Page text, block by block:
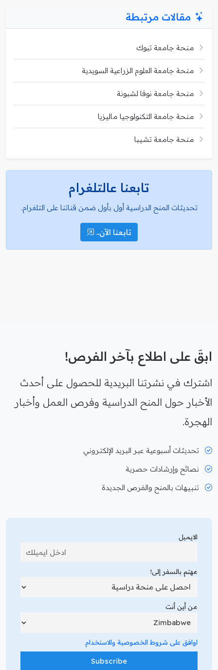
مقالات مرتبطة
منحة جامعة تبوك
منحة جامعة العلوم الزراعية السويدية
منحة جامعة نوفا لشبونة
منحة جامعة التكنولوجيا ماليزيا
منحة جامعة تشيبا
تابعنا عالتلغرام
تحديثات المنح الدراسية أول بأول ضمن قناتنا على التلغرام.
تابعنا الآن..
ابقَ على اطلاع بآخر الفرص!
اشترك في نشرتنا البريدية للحصول على أحدث
الأخبار حول المنح الدراسية وفرص العمل وأخبار
الهجرة.
تحديثات أسبوعية عبر البريد الإلكتروني
نصائح وإرشادات حصرية
تنبيهات بالمنح والفرص الجديدة
الايميل
مهتم بالسفر إلى!
من أين أنت
اوافق على شروط الخصوصية والاستخدام